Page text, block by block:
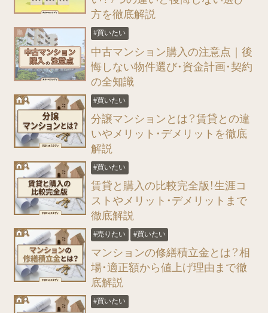
方を徹底解説
#買いたい
中古マンション購入の注意点｜後
悔しない物件選び・資金計画・契約
の全知識
#買いたい
分譲マンションとは？賃貸との違
いやメリット・デメリットを徹底
解説
#買いたい
賃貸と購入の比較完全版！生涯コ
ストやメリット・デメリットまで
徹底解説
#売りたい #買いたい
マンションの修繕積立金とは？相
場・適正額から値上げ理由まで徹
底解説
#買いたい